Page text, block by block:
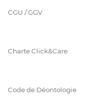
CGU / GGV
Charte Click&Care
Code de Déontologie